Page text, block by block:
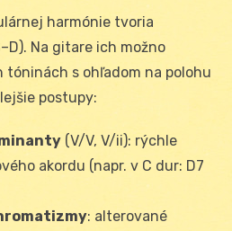
harmónie tvoria
Na gitare ich možno
tóninách s ohľadom na polohu
postupy:
(V/V, V/ii): rýchle
akordu (napr. v C dur: D7
: alterované